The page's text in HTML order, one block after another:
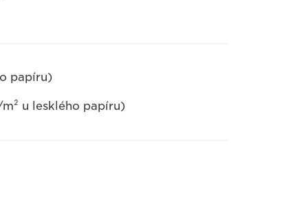
papíru)
u lesklého papíru)